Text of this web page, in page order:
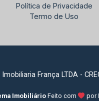
Política de Privacidade
Termo de Uso
França LTDA -
Imobiliário Feito com por